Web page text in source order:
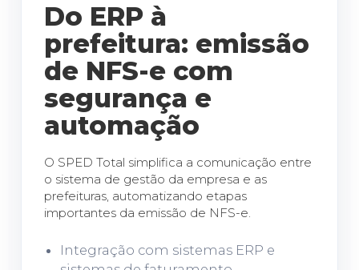
Do ERP à
prefeitura: emissão
de NFS-e com
segurança e
automação
O SPED Total simplifica a comunicação entre
o sistema de gestão da empresa e as
prefeituras, automatizando etapas
importantes da emissão de NFS-e.
Integração com sistemas ERP e